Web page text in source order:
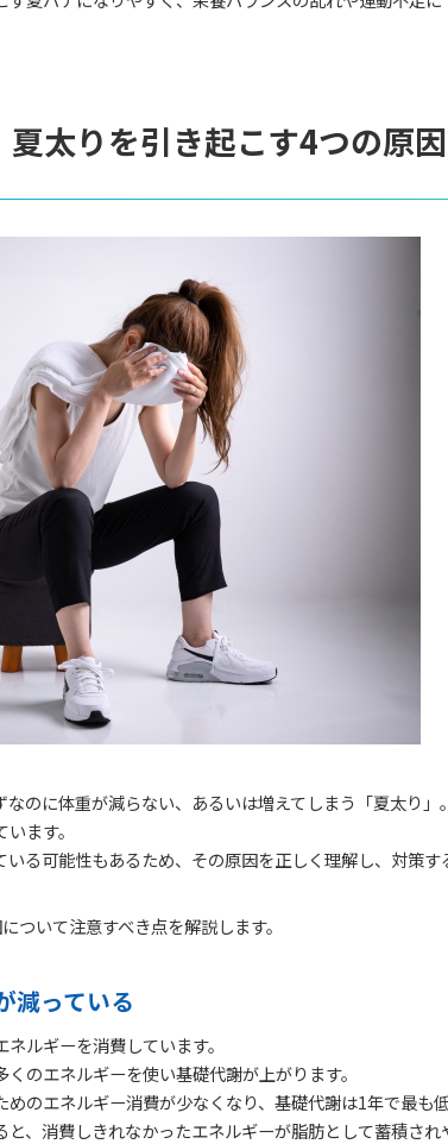
太りを引き起こす4つの原因
のに体重が減らない、あるいは増えてしまう「夏太り」。
ます。
る可能性もあるため、その原因を正しく理解し、対策す
ついて注意すべき点を解説します。
減っている
ルギーを消費しています。
のエネルギーを使い基礎代謝が上がります。
のエネルギー消費が少なくなり、基礎代謝は1年で最も
、消費しきれなかったエネルギーが脂肪として蓄積さ